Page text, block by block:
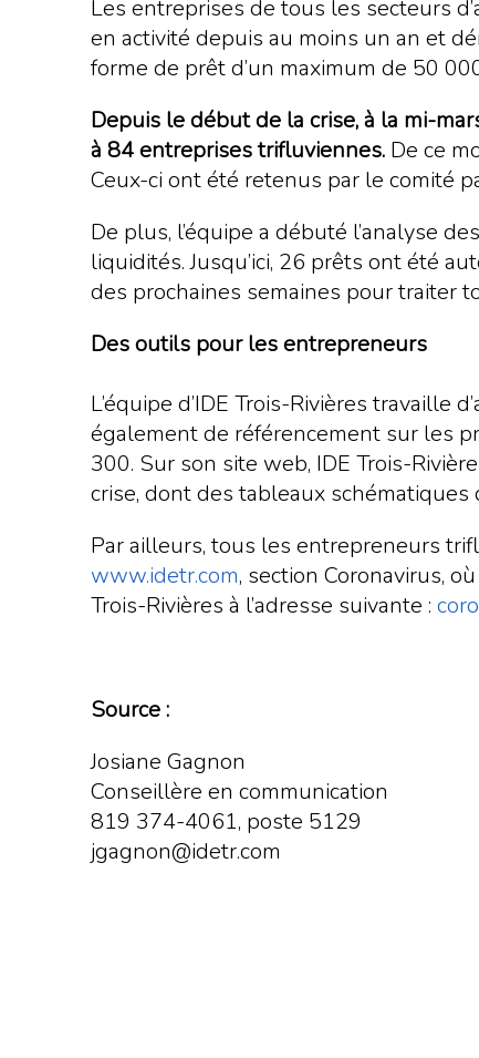
Les entreprises de tous les secteurs
en activité depuis au moins un an et
forme de prêt d’un maximum de 50
Depuis le début de la crise, à la mi-
à 84 entreprises trifluviennes. De ce
Ceux-ci ont été retenus par le comité
De plus, l’équipe a débuté l’analyse
liquidités. Jusqu’ici, 26 prêts ont été
des prochaines semaines pour traiter
Des outils pour les entrepreneurs
L’équipe d’IDE Trois-Rivières
également de référencement sur les
300. Sur son site web, IDE Trois-
crise, dont des tableaux
Par ailleurs, tous les entrepreneurs
www.idetr.com, section Coronavirus,
Trois-Rivières à l’adresse suivante :
Source :
Josiane Gagnon
Conseillère en communication
819 374-4061, poste 5129
jgagnon@idetr.com